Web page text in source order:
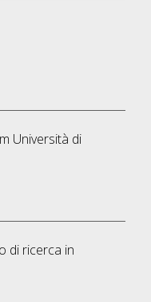
Università di
di ricerca in